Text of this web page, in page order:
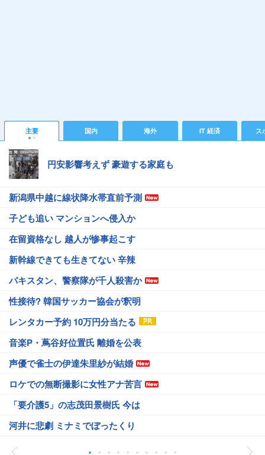
主要 国内 海外 IT 経済 ス
円安影響考えず 豪遊する家庭も
新潟県中越に線状降水帯直前予測
子ども追い マンションへ侵入か
在留資格なし 越人が惨事起こす
新幹線できても生きてない 辛辣
パキスタン、警察隊が千人殺害か
性接待? 韓国サッカー協会が釈明
レンタカー予約 10万円分当たる
音楽P・蔦谷好位置氏 離婚を公表
声優で雀士の伊達朱里紗が結婚
ロケでの無断撮影に女性アナ苦言
「要介護5」の志茂田景樹氏 今は
河井に悲劇 ミナミでぼったくり